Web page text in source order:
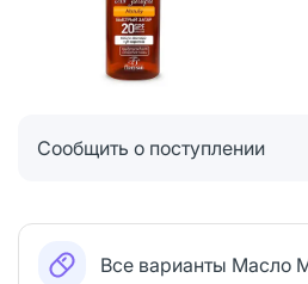
Сообщить о поступлении
Все варианты Масло